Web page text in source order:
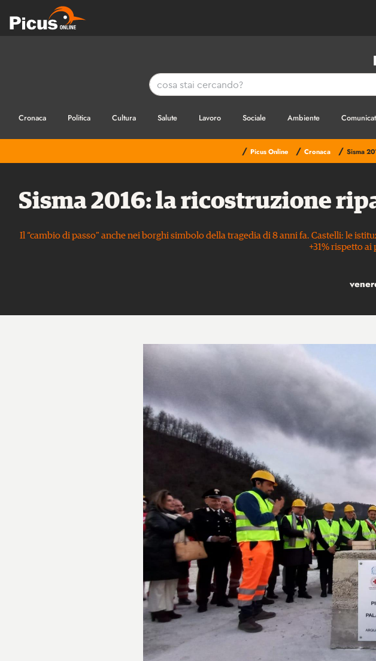
Cronaca Politica Cultura Salute Lavoro Sociale Ambiente
/ Picus Online / Cronaca / Sisma
Sisma 2016: la ricostruzione
Il “cambio di passo” anche nei borghi simbolo della tragedia di 8 anni fa. Castelli: le
+31% rispetto